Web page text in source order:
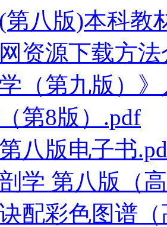
第八版)本科教
资源下载方法
学（第九版）
第8版）.pdf
八版电子书
学 第八版（
配彩色图谱